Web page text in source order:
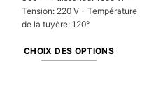
Tension: 220 V - Température
de la tuyère: 120°
CHOIX DES OPTIONS